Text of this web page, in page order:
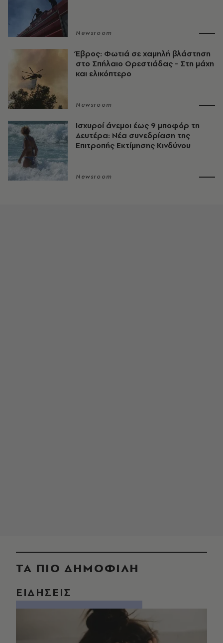
Newsroom
Έβρος: Φωτιά σε χαμηλή βλάστηση
στο Σπήλαιο Ορεστιάδας - Στη μάχη
και ελικόπτερο
Newsroom
Ισχυροί άνεμοι έως 9 μποφόρ τη
Δευτέρα: Νέα συνεδρίαση της
Επιτροπής Εκτίμησης Κινδύνου
Newsroom
ΤΑ ΠΙΟ ΔΗΜΟΦΙΛΗ
ΕΙΔΗΣΕΙΣ